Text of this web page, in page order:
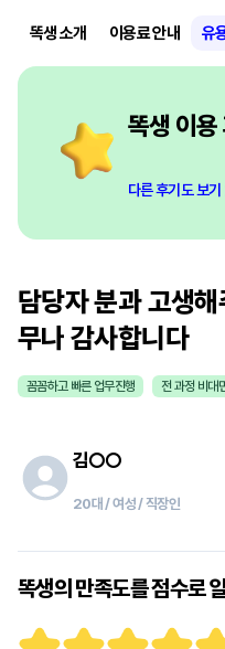
똑생 소개 이용료 안내 유
똑생 이용
다른 후기도 보기
담당자 분과 고생
무나 감사합니다
꼼꼼하고 빠른 업무진행 전 과정 비대
김○○
20대 / 여성 / 직장인
똑생의 만족도를 점수로